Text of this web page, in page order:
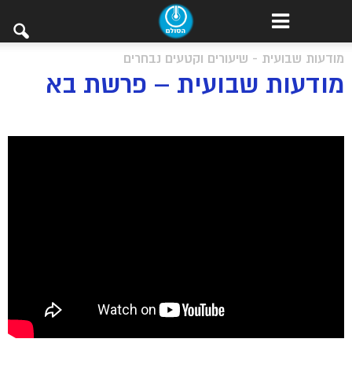
מודעות שבועית - שיעורים וקטעים נבחרים
מודעות שבועית – פרשת בא